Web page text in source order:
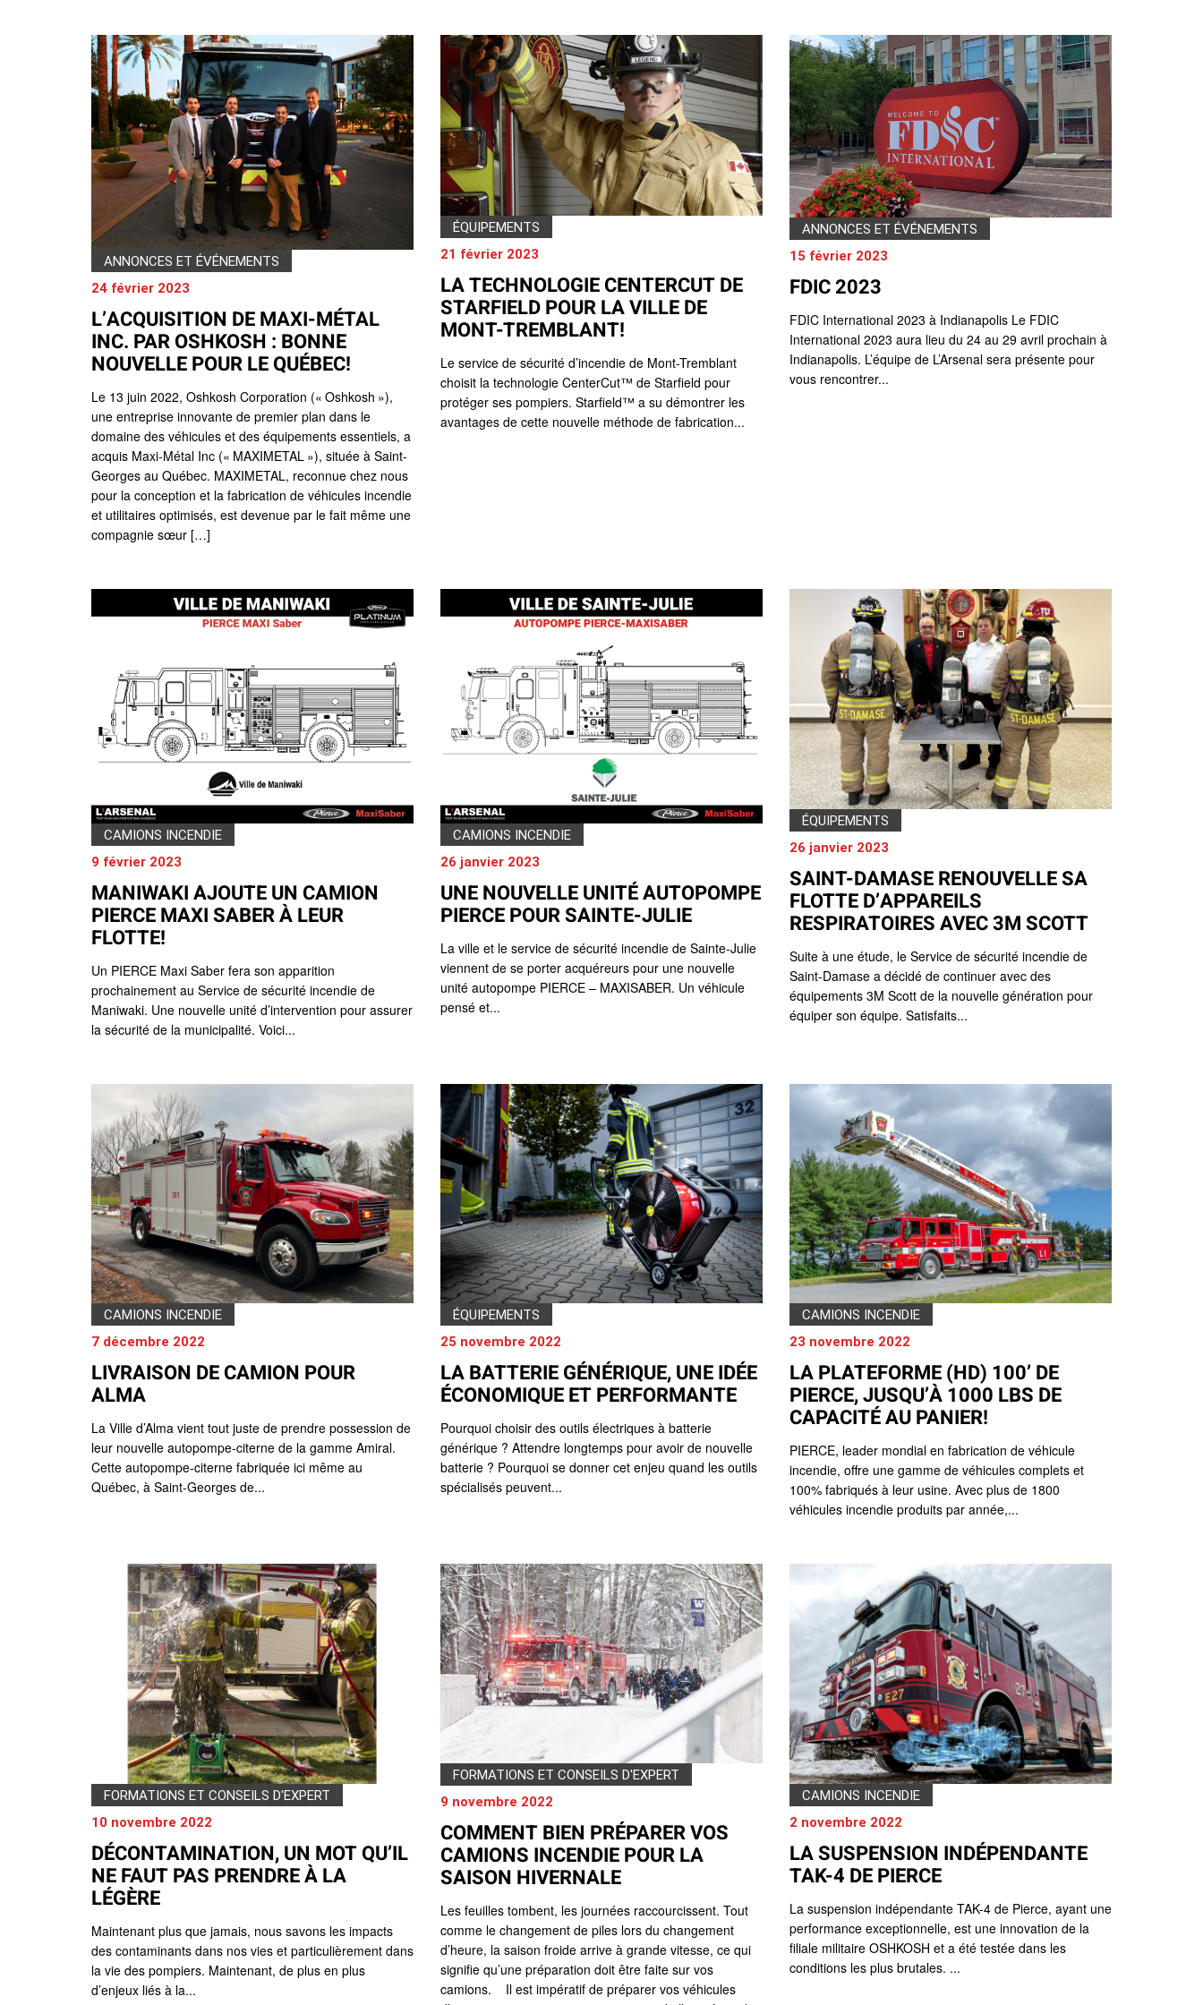
Camions en inventaire usagés
Démonstration d’équipements
CERTIFIÉES NFPA
Planifier un rendez-vous
ANNONCES ET ÉVÉNEMENTS
24 février 2023
L’ACQUISITION DE MAXI-MÉTAL
INC. PAR OSHKOSH : BONNE
NOUVELLE POUR LE QUÉBEC!
Le 13 juin 2022, Oshkosh Corporation (« Oshkosh »),
une entreprise innovante de premier plan dans le
domaine des véhicules et des équipements essentiels, a
acquis Maxi-Métal Inc (« MAXIMETAL »), située à Saint-
Georges au Québec. MAXIMETAL, reconnue chez nous
pour la conception et la fabrication de véhicules incendie
et utilitaires optimisés, est devenue par le fait même une
compagnie sœur […]
ÉQUIPEMENTS
21 février 2023
LA TECHNOLOGIE CENTERCUT DE
STARFIELD POUR LA VILLE DE
MONT-TREMBLANT!
Le service de sécurité d’incendie de Mont-Tremblant
choisit la technologie CenterCut™ de Starfield pour
protéger ses pompiers. Starfield™ a su démontrer les
avantages de cette nouvelle méthode de fabrication...
ANNONCES ET ÉVÉNEMENTS
15 février 2023
FDIC 2023
FDIC International 2023 à Indianapolis Le FDIC
International 2023 aura lieu du 24 au 29 avril prochain à
Indianapolis. L’équipe de L’Arsenal sera présente pour
vous rencontrer...
CAMIONS INCENDIE
9 février 2023
MANIWAKI AJOUTE UN CAMION
PIERCE MAXI SABER À LEUR
FLOTTE!
Un PIERCE Maxi Saber fera son apparition
prochainement au Service de sécurité incendie de
Maniwaki. Une nouvelle unité d’intervention pour assurer
la sécurité de la municipalité. Voici...
CAMIONS INCENDIE
26 janvier 2023
UNE NOUVELLE UNITÉ AUTOPOMPE
PIERCE POUR SAINTE-JULIE
La ville et le service de sécurité incendie de Sainte-Julie
viennent de se porter acquéreurs pour une nouvelle
unité autopompe PIERCE – MAXISABER. Un véhicule
pensé et...
ÉQUIPEMENTS
26 janvier 2023
SAINT-DAMASE RENOUVELLE SA
FLOTTE D’APPAREILS
RESPIRATOIRES AVEC 3M SCOTT
Suite à une étude, le Service de sécurité incendie de
Saint-Damase a décidé de continuer avec des
équipements 3M Scott de la nouvelle génération pour
équiper son équipe. Satisfaits...
CAMIONS INCENDIE
7 décembre 2022
LIVRAISON DE CAMION POUR
ALMA
La Ville d’Alma vient tout juste de prendre possession de
leur nouvelle autopompe-citerne de la gamme Amiral.
Cette autopompe-citerne fabriquée ici même au
Québec, à Saint-Georges de...
ÉQUIPEMENTS
25 novembre 2022
LA BATTERIE GÉNÉRIQUE, UNE IDÉE
ÉCONOMIQUE ET PERFORMANTE
Pourquoi choisir des outils électriques à batterie
générique ? Attendre longtemps pour avoir de nouvelle
batterie ? Pourquoi se donner cet enjeu quand les outils
spécialisés peuvent...
CAMIONS INCENDIE
23 novembre 2022
LA PLATEFORME (HD) 100’ DE
PIERCE, JUSQU’À 1000 LBS DE
CAPACITÉ AU PANIER!
PIERCE, leader mondial en fabrication de véhicule
incendie, offre une gamme de véhicules complets et
100% fabriqués à leur usine. Avec plus de 1800
véhicules incendie produits par année,...
FORMATIONS ET CONSEILS D'EXPERT
10 novembre 2022
DÉCONTAMINATION, UN MOT QU’IL
NE FAUT PAS PRENDRE À LA
LÉGÈRE
Maintenant plus que jamais, nous savons les impacts
des contaminants dans nos vies et particulièrement dans
la vie des pompiers. Maintenant, de plus en plus
d’enjeux liés à la...
FORMATIONS ET CONSEILS D'EXPERT
9 novembre 2022
COMMENT BIEN PRÉPARER VOS
CAMIONS INCENDIE POUR LA
SAISON HIVERNALE
Les feuilles tombent, les journées raccourcissent. Tout
comme le changement de piles lors du changement
d’heure, la saison froide arrive à grande vitesse, ce qui
signifie qu’une préparation doit être faite sur vos
camions. Il est impératif de préparer vos véhicules
CAMIONS INCENDIE
2 novembre 2022
LA SUSPENSION INDÉPENDANTE
TAK-4 DE PIERCE
La suspension indépendante TAK-4 de Pierce, ayant une
performance exceptionnelle, est une innovation de la
filiale militaire OSHKOSH et a été testée dans les
conditions les plus brutales. ...